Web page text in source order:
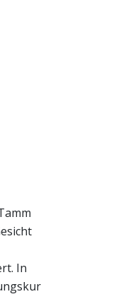
In